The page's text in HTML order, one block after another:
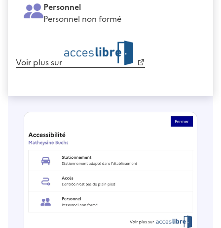
Personnel
Personnel non formé
Voir plus sur